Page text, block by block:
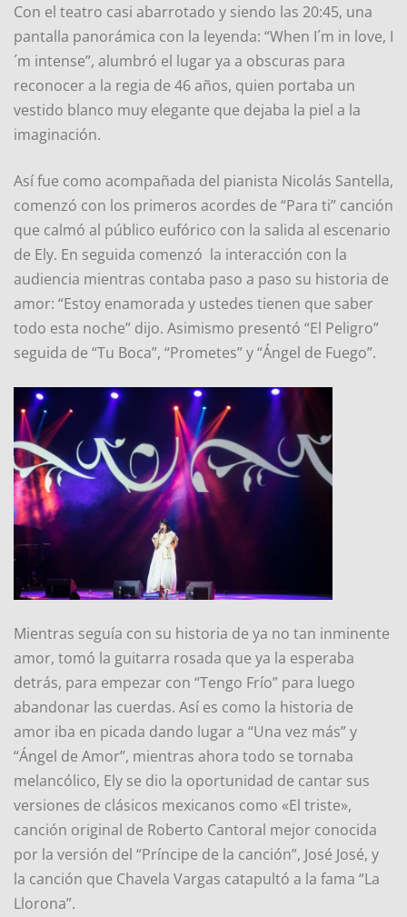
Con el teatro casi abarrotado y siendo las 20:45, una
pantalla panorámica con la leyenda: “When I´m in love, I
´m intense”, alumbró el lugar ya a obscuras para
reconocer a la regia de 46 años, quien portaba un
vestido blanco muy elegante que dejaba la piel a la
imaginación.
Así fue como acompañada del pianista Nicolás Santella,
comenzó con los primeros acordes de “Para ti” canción
que calmó al público eufórico con la salida al escenario
de Ely. En seguida comenzó la interacción con la
audiencia mientras contaba paso a paso su historia de
amor: “Estoy enamorada y ustedes tienen que saber
todo esta noche” dijo. Asimismo presentó “El Peligro”
seguida de “Tu Boca”, “Prometes” y “Ángel de Fuego”.
Mientras seguía con su historia de ya no tan inminente
amor, tomó la guitarra rosada que ya la esperaba
detrás, para empezar con “Tengo Frío” para luego
abandonar las cuerdas. Así es como la historia de
amor iba en picada dando lugar a “Una vez más” y
“Ángel de Amor”, mientras ahora todo se tornaba
melancólico, Ely se dio la oportunidad de cantar sus
versiones de clásicos mexicanos como «El triste»,
canción original de Roberto Cantoral mejor conocida
por la versión del “Príncipe de la canción”, José José, y
la canción que Chavela Vargas catapultó a la fama “La
Llorona”.